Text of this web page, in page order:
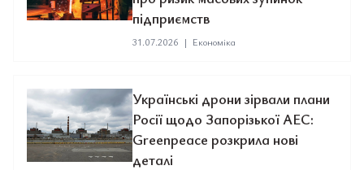
підприємств
31.07.2026 | Економіка
Українські дрони зірвали плани
Росії щодо Запорізької АЕС:
Greenpeace розкрила нові
деталі